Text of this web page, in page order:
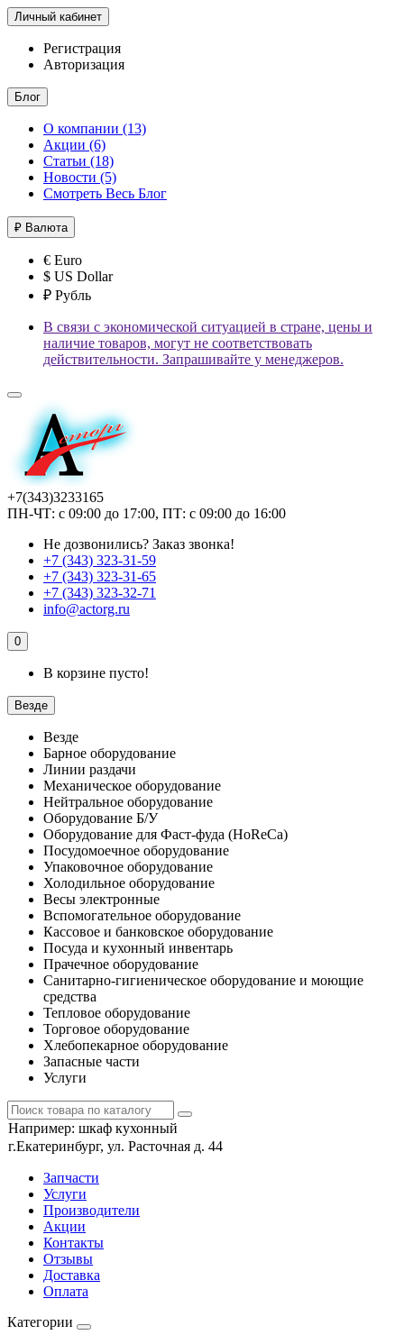
Личный кабинет
Регистрация
Авторизация
Блог
О компании (13)
Акции (6)
Статьи (18)
Новости (5)
Смотреть Весь Блог
₽ Валюта
€ Euro
$ US Dollar
₽ Рубль
В связи с экономической ситуацией в стране, цены и
наличие товаров, могут не соответствовать
действительности. Запрашивайте у менеджеров.
+7(343)3233165
ПН-ЧТ: с 09:00 до 17:00, ПТ: с 09:00 до 16:00
Не дозвонились? Заказ звонка!
+7 (343) 323-31-59
+7 (343) 323-31-65
+7 (343) 323-32-71
info@actorg.ru
0
В корзине пусто!
Везде
Везде
Барное оборудование
Линии раздачи
Механическое оборудование
Нейтральное оборудование
Оборудование Б/У
Оборудование для Фаст-фуда (HoReCa)
Посудомоечное оборудование
Упаковочное оборудование
Холодильное оборудование
Весы электронные
Вспомогательное оборудование
Кассовое и банковское оборудование
Посуда и кухонный инвентарь
Прачечное оборудование
Санитарно-гигиеническое оборудование и моющие
средства
Тепловое оборудование
Торговое оборудование
Хлебопекарное оборудование
Запасные части
Услуги
Например: шкаф кухонный
г.Екатеринбург, ул. Расточная д. 44
Запчасти
Услуги
Производители
Акции
Контакты
Отзывы
Доставка
Оплата
Категории